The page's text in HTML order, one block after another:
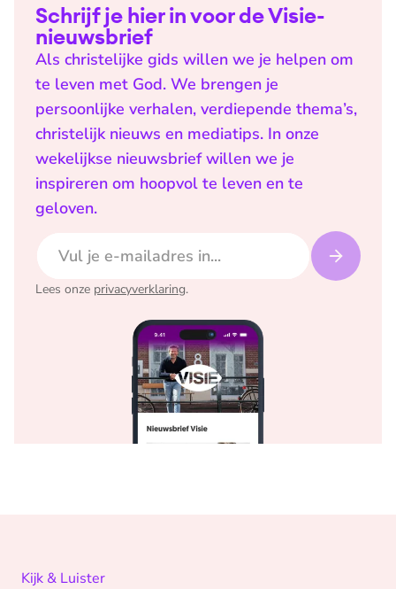
Schrijf je hier in voor de Visie-
nieuwsbrief
Als christelijke gids willen we je helpen om
te leven met God. We brengen je
persoonlijke verhalen, verdiepende thema’s,
christelijk nieuws en mediatips. In onze
wekelijkse nieuwsbrief willen we je
inspireren om hoopvol te leven en te
geloven.
Lees onze privacyverklaring.
Kijk & Luister